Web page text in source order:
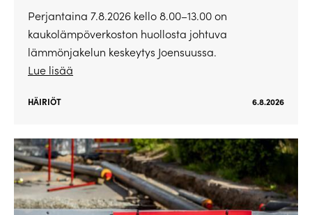
Perjantaina 7.8.2026 kello 8.00–13.00 on
kaukolämpöverkoston huollosta johtuva
lämmönjakelun keskeytys Joensuussa.
Lue lisää
HÄIRIÖT 6.8.2026